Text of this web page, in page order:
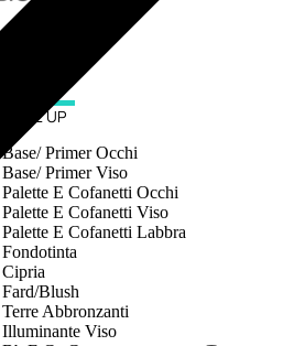
MAKE UP
Base/ Primer Occhi
Base/ Primer Viso
Palette E Cofanetti Occhi
Palette E Cofanetti Viso
Palette E Cofanetti Labbra
Fondotinta
Cipria
Fard/Blush
Terre Abbronzanti
Illuminante Viso